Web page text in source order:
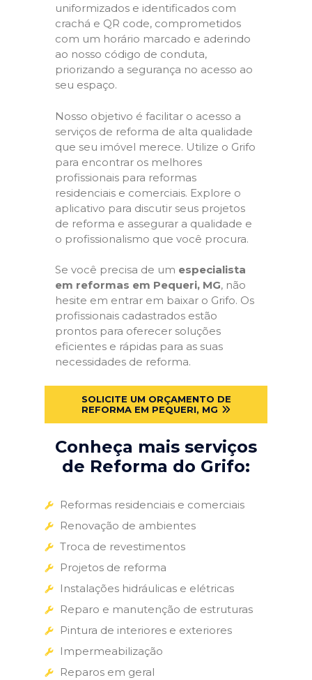
uniformizados e identificados com
crachá e QR code, comprometidos
com um horário marcado e aderindo
ao nosso código de conduta,
priorizando a segurança no acesso ao
seu espaço.
Nosso objetivo é facilitar o acesso a
serviços de reforma de alta qualidade
que seu imóvel merece. Utilize o Grifo
para encontrar os melhores
profissionais para reformas
residenciais e comerciais. Explore o
aplicativo para discutir seus projetos
de reforma e assegurar a qualidade e
o profissionalismo que você procura.
Se você precisa de um especialista
em reformas em Pequeri, MG, não
hesite em entrar em baixar o Grifo. Os
profissionais cadastrados estão
prontos para oferecer soluções
eficientes e rápidas para as suas
necessidades de reforma.
SOLICITE UM ORÇAMENTO DE
REFORMA EM PEQUERI, MG
Conheça mais serviços
de Reforma do Grifo:
Reformas residenciais e comerciais
Renovação de ambientes
Troca de revestimentos
Projetos de reforma
Instalações hidráulicas e elétricas
Reparo e manutenção de estruturas
Pintura de interiores e exteriores
Impermeabilização
Reparos em geral